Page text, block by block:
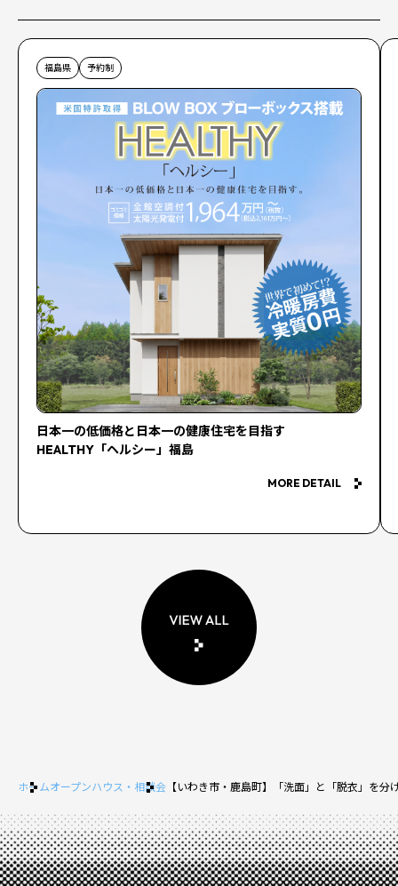
福島県 予約制
日本一の低価格と日本一の健康住宅を目指す
HEALTHY「ヘルシー」福島
MORE DETAIL
ホームオープンハウス・相談会 【いわき市・鹿島町】「洗面」と「脱衣」を